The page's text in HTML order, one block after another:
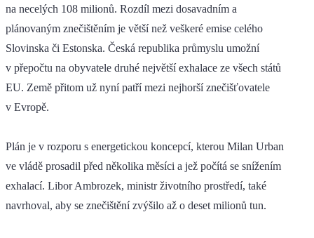
na necelých 108 milionů. Rozdíl mezi dosavadním a
plánovaným znečištěním je větší než veškeré emise celého
Slovinska či Estonska. Česká republika průmyslu umožní
v přepočtu na obyvatele druhé největší exhalace ze všech států
EU. Země přitom už nyní patří mezi nejhorší znečišťovatele
v Evropě.
Plán je v rozporu s energetickou koncepcí, kterou Milan Urban
ve vládě prosadil před několika měsíci a jež počítá se snížením
exhalací. Libor Ambrozek, ministr životního prostředí, také
navrhoval, aby se znečištění zvýšilo až o deset milionů tun.